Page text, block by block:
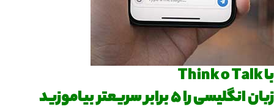
با Think o Talk
زبان انگلیسی را 5 برابر سریعتر بیاموزید